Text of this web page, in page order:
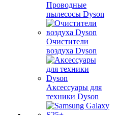
Проводные
пылесосы Dyson
Очистители
воздуха Dyson
Аксессуары для
техники Dyson